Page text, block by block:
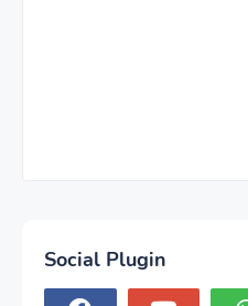
Social Plugin